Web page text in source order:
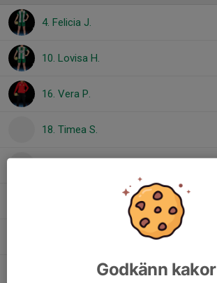
4. Felicia J.
10. Lovisa H.
16. Vera P.
18. Timea S.
Godkänn kakor